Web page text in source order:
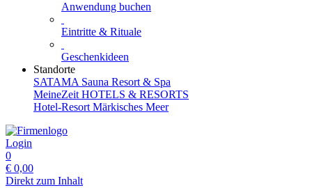
Anwendung buchen
Eintritte & Rituale
Geschenkideen
Standorte
SATAMA Sauna Resort & Spa
MeineZeit HOTELS & RESORTS
Hotel-Resort Märkisches Meer
Login
0
€ 0,00
Direkt zum Inhalt